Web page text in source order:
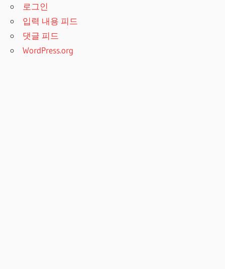
로그인
입력 내용 피드
댓글 피드
WordPress.org